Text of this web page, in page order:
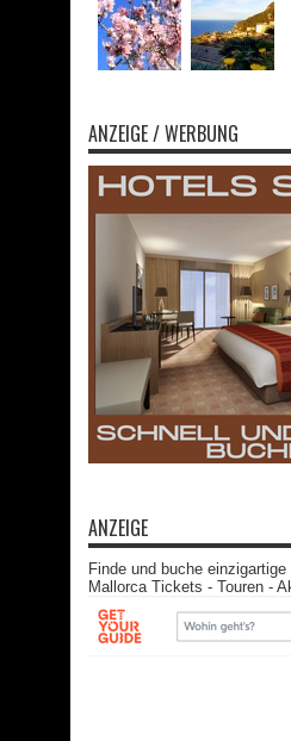
ANZEIGE / WERBUNG
ANZEIGE
Finde und buche
Mallorca Tickets - Touren -